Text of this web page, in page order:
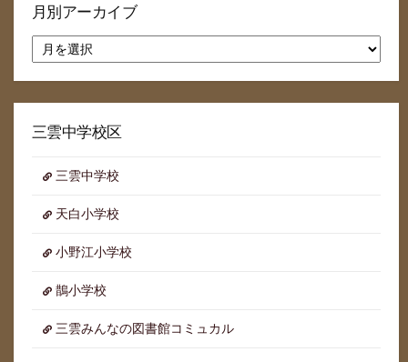
月別アーカイブ
別
ア
イ
三雲中学校区
三雲中学校
天白小学校
小野江小学校
鵲小学校
三雲みんなの図書館コミュカル